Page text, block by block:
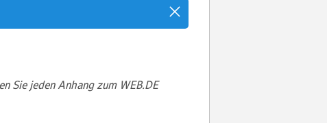
Sie jeden Anhang zum WEB.DE